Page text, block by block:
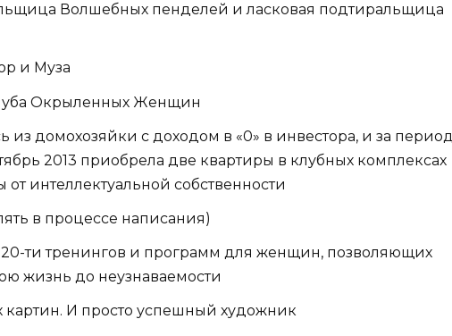
Волшебных пенделей и ласковая подтиральщица
и Муза
Окрыленных Женщин
из домохозяйки с доходом в «0» в инвестора, и за период
2013 приобрела две квартиры в клубных комплексах
интеллектуальной собственности
в процессе написания)
20-ти тренингов и программ для женщин, позволяющих
жизнь до неузнаваемости
картин. И просто успешный художник